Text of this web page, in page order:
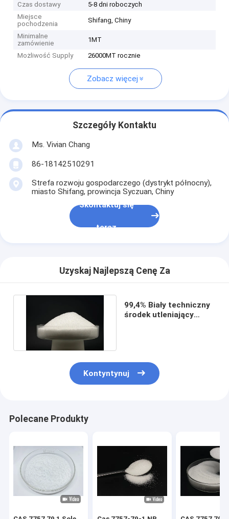
Czas dostawy
5-8 dni roboczych
Miejsce
pochodzenia
Shifang, Chiny
Minimalne
zamówienie
1MT
Możliwość Supply 26000MT rocznie
Zobacz więcej
Szczegóły Kontaktu
Ms. Vivian Chang
86-18142510291
Strefa rozwoju gospodarczego (dystrykt północny),
miasto Shifang, prowincja Syczuan, Chiny
Skontaktuj się
teraz
Uzyskaj Najlepszą Cenę Za
99,4% Biały techniczny
środek utleniający
Kontyntynuj
Polecane Produkty